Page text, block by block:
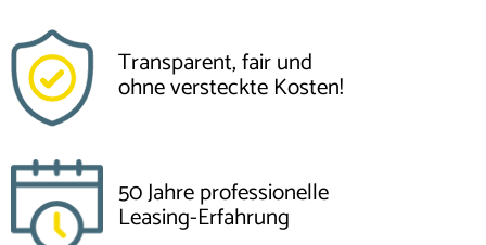
Transparent, fair und
ohne versteckte Kosten!
50 Jahre professionelle
Leasing-Erfahrung